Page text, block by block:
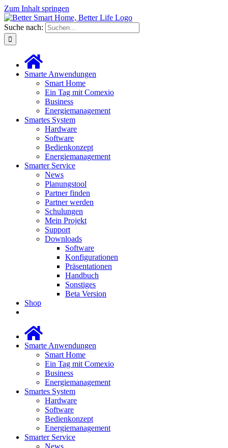
Zum Inhalt springen
Suche nach:
Smarte Anwendungen
Smart Home
Ein Tag mit Comexio
Business
Energiemanagement
Smartes System
Hardware
Software
Bedienkonzept
Energiemanagement
Smarter Service
News
Planungstool
Partner finden
Partner werden
Schulungen
Mein Projekt
Support
Downloads
Software
Konfigurationen
Präsentationen
Handbuch
Sonstiges
Beta Version
Shop
Smarte Anwendungen
Smart Home
Ein Tag mit Comexio
Business
Energiemanagement
Smartes System
Hardware
Software
Bedienkonzept
Energiemanagement
Smarter Service
News